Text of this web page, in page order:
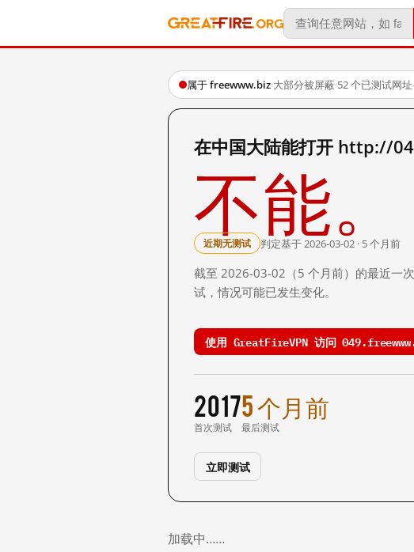
属于 freewww.biz·大部分被屏蔽·52 个已测试网址
在中国大陆能打开 http://
不能。
近期无测试 判定基于 2026-03-02 · 5 个月前
截至 2026-03-02（5 个月前）的最近一
试，情况可能已发生变化。
使用 GreatFireVPN 访问
2017
首次测试
5 个月前
最后测试
立即测试
加载中……